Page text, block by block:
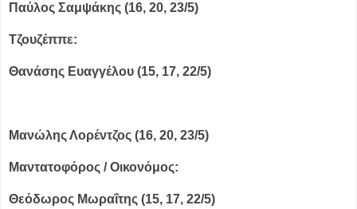
Παύλος Σαμψάκης (16, 20, 23/5)
Τζουζέππε:
Θανάσης Ευαγγέλου (15, 17, 22/5)
Μανώλης Λορέντζος (16, 20, 23/5)
Μαντατοφόρος / Οικονόμος:
Θεόδωρος Μωραΐτης (15, 17, 22/5)